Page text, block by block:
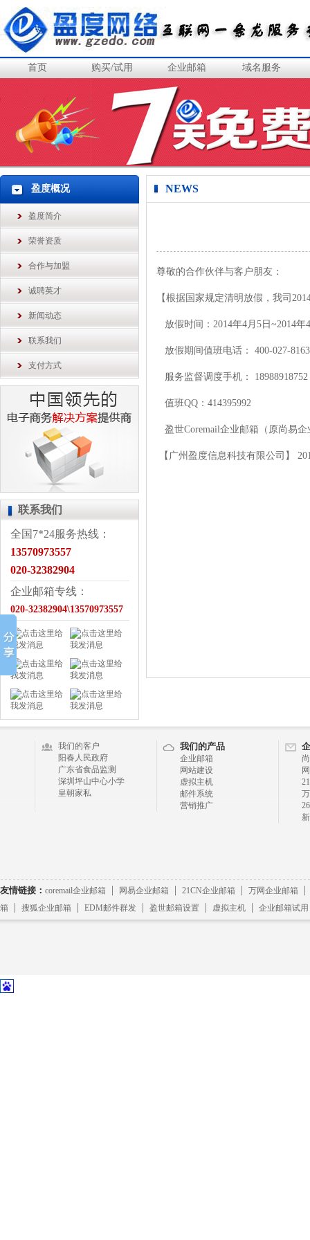
首页 购买/试用 企业邮箱 域名服务
盈度概况
盈度简介
荣誉资质
合作与加盟
诚聘英才
新闻动态
联系我们
支付方式
联系我们
全国7*24服务热线：
13570973557
020-32382904
企业邮箱专线：
020-32382904\13570973557
NEWS
尊敬的合作伙伴与客户朋友：
【根据国家规定清明放假，我司
放假时间：2014年4月5日~2014年
放假期间值班电话： 400-027-8163
服务监督调度手机： 18988918752
值班QQ：414395992
盈世Coremail企业邮箱（原尚易
【广州盈度信息科技有限公司】
我们的客户
阳春人民政府
广东省食品监测
深圳坪山中心小学
皇朝家私
我们的产品
企业邮箱
网站建设
虚拟主机
邮件系统
营销推广
友情链接： coremail企业邮箱 | 网易企业邮箱 | 21CN企业邮箱 | 万网企业邮箱
箱 | 搜狐企业邮箱 | EDM邮件群发 | 盈世邮箱设置 | 虚拟主机 | 企业邮箱试用